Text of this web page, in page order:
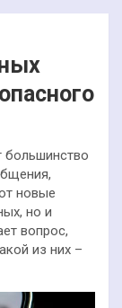
новые
но и
вопрос,
из них –